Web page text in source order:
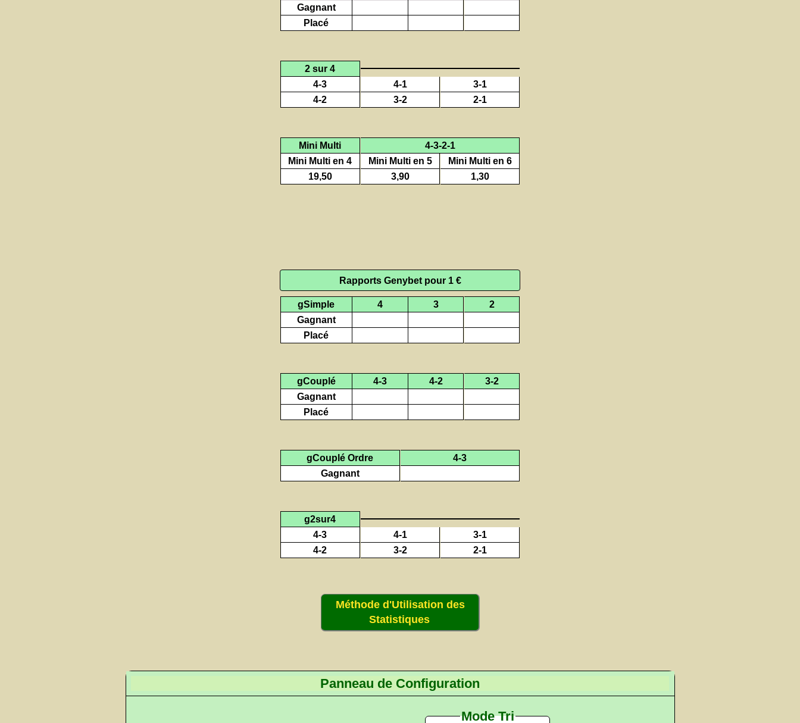
Gagnant
Placé
2 sur 4
4-3
4-1
3-1
4-2
3-2 2-1
Mini Multi
4-3-2-1
Mini Multi en 4
Mini Multi en 5
Mini Multi en 6
19,50
3,90 1,30
Rapports Genybet pour 1 €
gSimple 4 3
2
Gagnant
Placé
gCouplé 4-3 4-2
3-2
Gagnant
Placé
gCouplé Ordre
4-3
Gagnant
g2sur4
4-3
4-1
3-1
4-2
3-2 2-1
Méthode d'Utilisation des
Statistiques
Panneau de Configuration
Mode Tri